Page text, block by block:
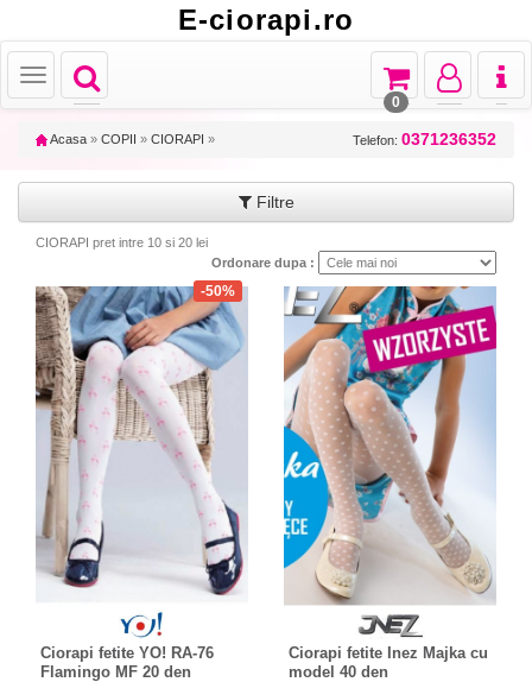
E-ciorapi.ro
Toggle
navigation
Toggle
Toggle
navigation
Toggle
navigation
Toggle
navigation
0
Acasa » COPII » CIORAPI » Telefon: 0371236352
Filtre
CIORAPI pret intre 10 si 20 lei
Ordonare dupa :
-50%
Ciorapi fetite YO! RA-76
Flamingo MF 20 den
Ciorapi fetite Inez Majka cu
model 40 den